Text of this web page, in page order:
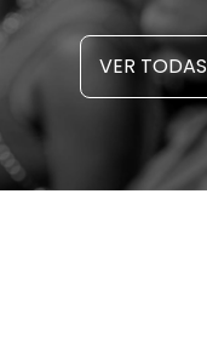
VER TODAS
E PESQUISAS
novembro, 2021